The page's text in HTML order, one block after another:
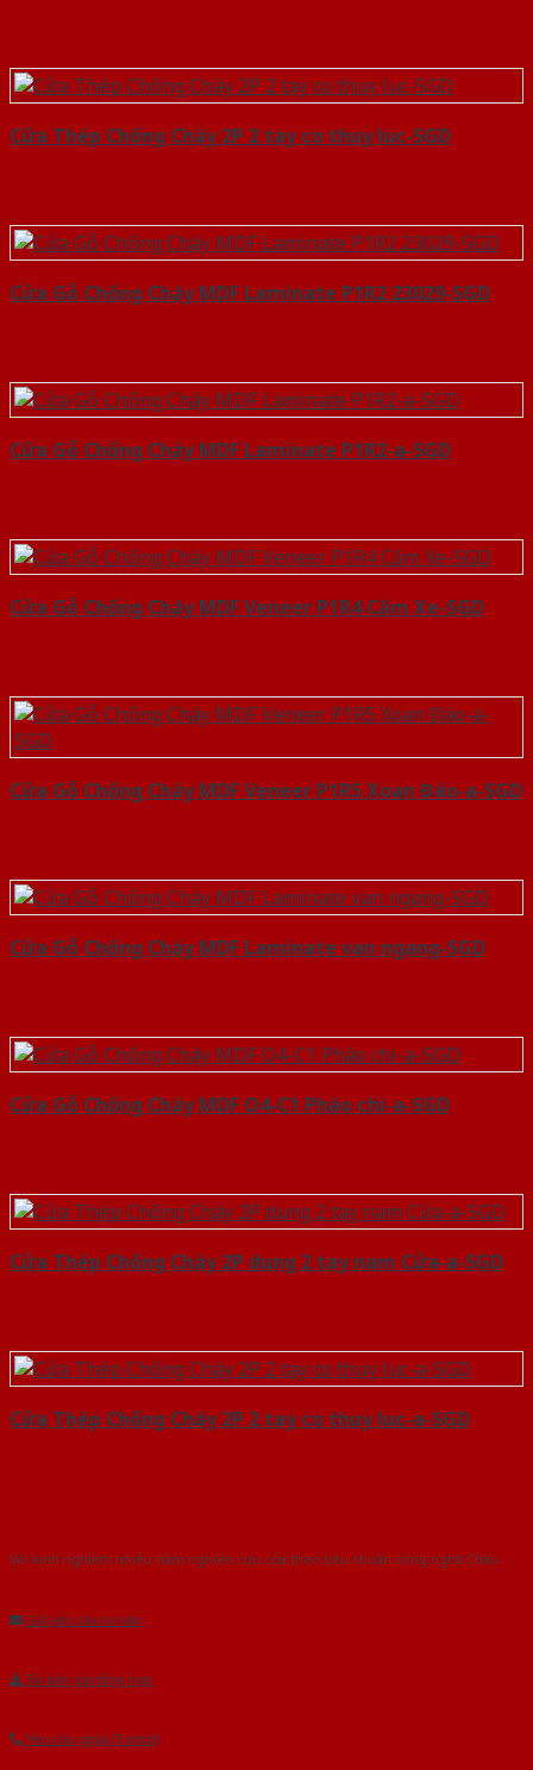
Cửa Thép Chống Cháy 2P 2 tay co thuy luc-SGD
Cửa Gỗ Chống Cháy MDF Laminate P1R2 23029-SGD
Cửa Gỗ Chống Cháy MDF Laminate P1R2-a-SGD
Cửa Gỗ Chống Cháy MDF Veneer P1R4 Căm Xe-SGD
Cửa Gỗ Chống Cháy MDF Veneer P1R5 Xoan Đào-a-SGD
Cửa Gỗ Chống Cháy MDF Laminate van ngang-SGD
Cửa Gỗ Chống Cháy MDF O4-C1 Phào chi-a-SGD
Cửa Thép Chống Cháy 2P dung 2 tay nam Cửa-a-SGD
Cửa Thép Chống Cháy 2P 2 tay co thuy luc-a-SGD
Với kinh nghiệm nhiêu năm nghiên cứu cửa theo tiêu chuẩn công nghệ Châu
Gửi yêu cầu tư vấn
Tải báo giá tổng hợp
Yêu cầu gọi lại (3 phút)